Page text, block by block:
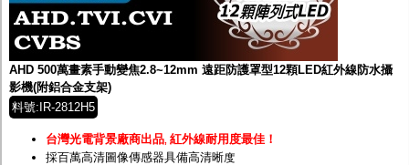
AHD 500萬畫素手動變焦2.8~12mm 遠距防護罩型12顆LED紅外線防水攝
影機(附鋁合金支架)
料號:IR-2812H5
台灣光電背景廠商出品 紅外線耐用度最佳！
採百萬高清圖像傳感器具備高清晰度